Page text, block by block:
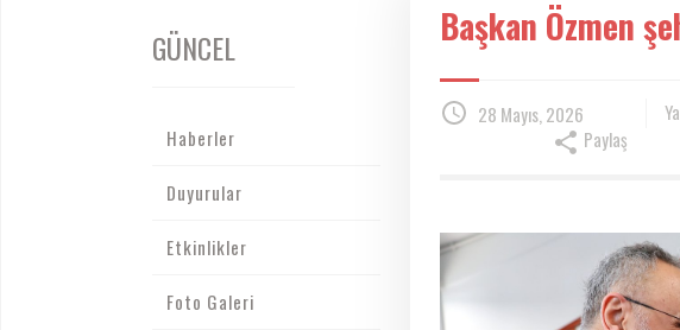
GÜNCEL
Haberler
Duyurular
Etkinlikler
Foto Galeri
Başkan Özmen
28 Mayıs, 2026
Paylaş